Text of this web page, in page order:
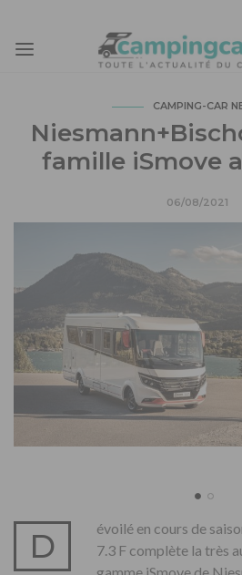
CAMPING-CAR
famille iSmove
06/08/2021
D
évoilé en cours de
7.3 F complète la très